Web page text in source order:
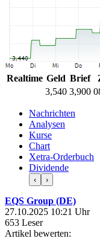
Realtime Geld Brief
3,540 3,900
Nachrichten
Analysen
Kurse
Chart
Xetra-Orderbuch
Dividende
‹ ›
EQS Group (DE)
27.10.2025 10:21 Uhr
653 Leser
Artikel bewerten: